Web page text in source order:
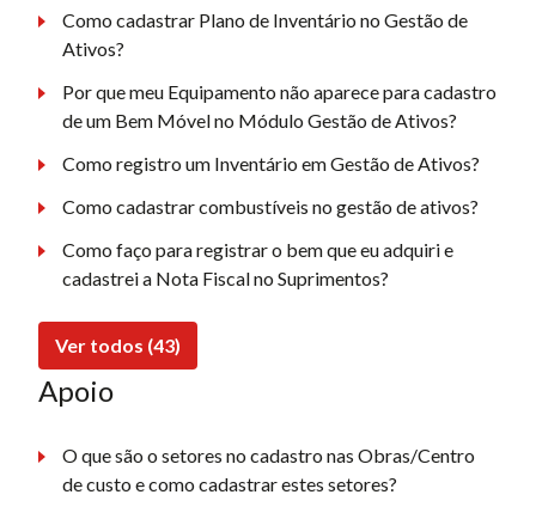
Como cadastrar Plano de Inventário no Gestão de
Ativos?
Por que meu Equipamento não aparece para cadastro
de um Bem Móvel no Módulo Gestão de Ativos?
Como registro um Inventário em Gestão de Ativos?
Como cadastrar combustíveis no gestão de ativos?
Como faço para registrar o bem que eu adquiri e
cadastrei a Nota Fiscal no Suprimentos?
Ver todos (43)
Apoio
O que são o setores no cadastro nas Obras/Centro
de custo e como cadastrar estes setores?